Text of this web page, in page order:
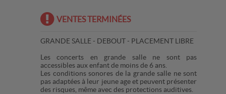
VENTES TERMINÉES
GRANDE SALLE - DEBOUT - PLACEMENT LIBRE
Les concerts en grande salle ne sont pas
accessibles aux enfant de moins de 6 ans.
Les conditions sonores de la grande salle ne sont
pas adaptées à leur jeune age et peuvent présenter
des risques, même avec des protections auditives.